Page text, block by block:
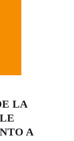
LA
A